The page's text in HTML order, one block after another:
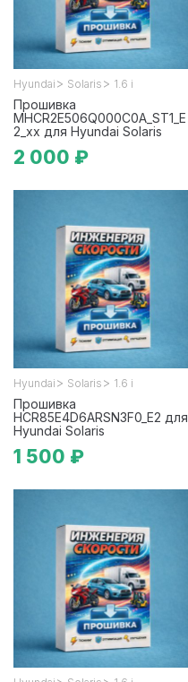
Hyundai > Solaris > 1.6 i
Прошивка
MHCR2E506Q000C0A_ST1_E
2_xx для Hyundai Solaris
2 000 ₽
Hyundai > Solaris > 1.6 i
Прошивка
HCR85E4D6ARSN3F0_E2 для
Hyundai Solaris
1 500 ₽